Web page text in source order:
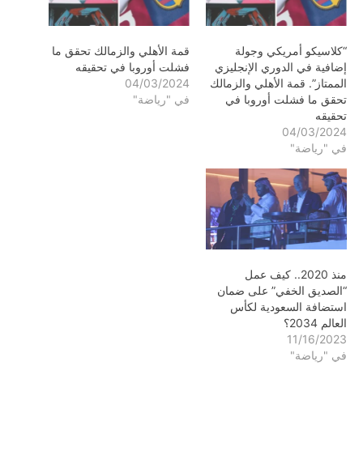
“كلاسيكو أمريكي وجولة
إضافية في الدوري الإنجليزي
الممتاز”. قمة الأهلي والزمالك
تحقق ما فشلت أوروبا في
تحقيقه
04/03/2024
في "رياضة"
قمة الأهلي والزمالك تحقق ما
فشلت أوروبا في تحقيقه
04/03/2024
في "رياضة"
منذ 2020.. كيف عمل
“الصديق الخفي” على ضمان
استضافة السعودية لكأس
العالم 2034؟
11/16/2023
في "رياضة"